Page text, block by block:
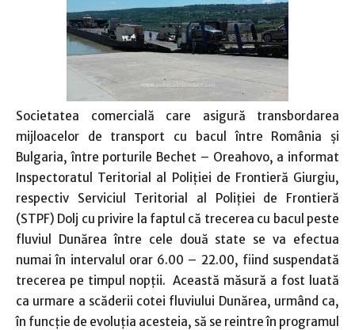
Societatea comercială care asigură transbordarea
mijloacelor de transport cu bacul între România şi
Bulgaria, între porturile Bechet – Oreahovo, a informat
Inspectoratul Teritorial al Poliţiei de Frontieră Giurgiu,
respectiv Serviciul Teritorial al Poliţiei de Frontieră
(STPF) Dolj cu privire la faptul că trecerea cu bacul peste
fluviul Dunărea între cele două state se va efectua
numai în intervalul orar 6.00 – 22.00, fiind suspendată
trecerea pe timpul nopţii. Această măsură a fost luată
ca urmare a scăderii cotei fluviului Dunărea, urmând ca,
în funcţie de evoluţia acesteia, să se reintre în programul